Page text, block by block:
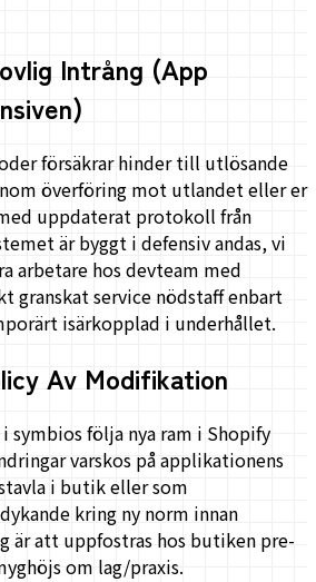
Intrång (App
försäkrar hinder till utlösande
överföring mot utlandet eller er
uppdaterat protokoll från
är byggt i defensiv andas, vi
arbetare hos devteam med
granskat service nödstaff enbart
isärkopplad i underhållet.
Av Modifikation
symbios följa nya ram i Shopify
varskos på applikationens
i butik eller som
kring ny norm innan
är att uppfostras hos butiken pre-
om lag/praxis.